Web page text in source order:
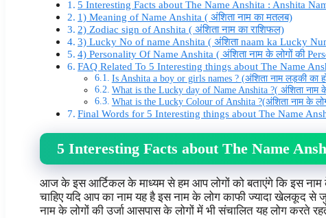
5 Interesting Facts about The Name Anshita : Anshita
1) Meaning of Name Anshita ( अंशिता नाम का मतलब)
2) Zodiac sign of Anshita ( अंशिता नाम का राशिफल)
3) Lucky No of name Anshita ( अंशिता naam ka Lucky
4) Personality Of Name Anshita ( अंशिता नाम के लोगों की
FAQ Related To 5 Interesting things about The Name
Is Anshita a boy or girls names ? (अंशिता नाम लड़की का
What is the Lucky day of Name Anshita ?( अंशिता नाम
What is the Lucky Colour of Anshita ?(अंशिता नाम के
Final Words for 5 Interesting things about The Name
5 Interesting Facts about The Name
आज के इस आर्टिकल के माध्यम से हम आप लोगों को बताएंगे कि इस नाम
चाहिए यदि आप का नाम यह है इस नाम के लोग काफी ज्यादा खेलकूद से
नाम के लोगों की उर्जा आसपास के लोगों में भी संचालित यह लोग करते